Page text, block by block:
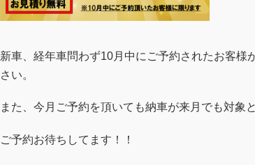
新車、経年車問わず10月中にご予約されたお客
さい。
また、今月ご予約を頂いても納車が来月でも対象
ご予約お待ちしてます！！